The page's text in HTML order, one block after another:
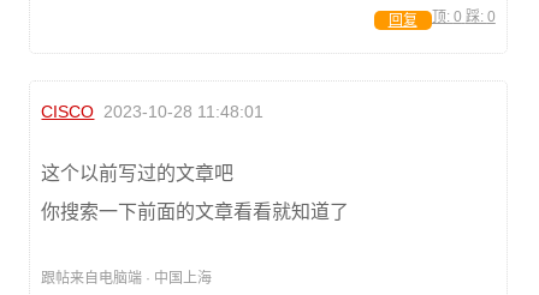
顶: 0 踩: 0
回复
CISCO 2023-10-28 11:48:01
这个以前写过的文章吧
你搜索一下前面的文章看看就知道了
跟帖来自电脑端 · 中国上海